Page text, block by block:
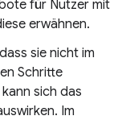
für Nutzer mit
erwähnen.
sie nicht im
Schritte
sich das
Im